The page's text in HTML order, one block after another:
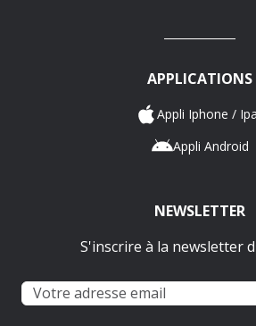
APPLICATIONS
Appli Iphone /
Appli Android
NEWSLETTER
S'inscrire à la newsletter